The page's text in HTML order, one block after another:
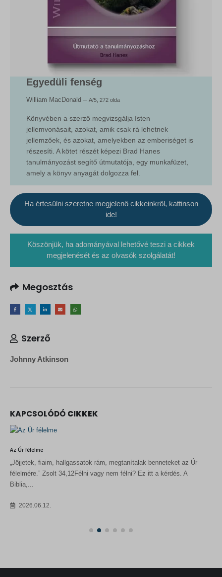
Egyedüli fenség
William MacDonald – A/5, 272 olda
Könyvében a szerző megvizsgálja Isten
jellemvonásait, azokat, amik csak rá lehetnek
jellemzőek, és azokat, amelyekben az emberiséget is
részesíti. A kötet részét képezi Brad Hanes
tanulmányozást segítő útmutatója, egy munkafüzet,
amely a könyv anyagát dolgozza fel.
Ha értesülni szeretne megjelenő cikkeinkről, kattinson
ide!
Köszönjük, ha adományával lehetővé teszi a cikkek
megjelenését és az olvasók szolgálatát!
Megosztás
Szerző
Johnny Atkinson
KAPCSOLÓDÓ CIKKEK
Minden nő közös elhívása
A nők számára, akik munkába állnak, anyává válnak, otthont
teremtenek vagy bármely más területen tevékenykednek, az egyik
legfontosabb kérdés ez:...
2026.06.02.